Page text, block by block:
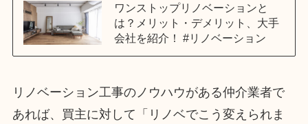
ワンストップリノベーションと
は？メリット・デメリット、大手
会社を紹介！ #リノベーション
リノベーション工事のノウハウがある仲介業者で
あれば、買主に対して「リノベでこう変えられま